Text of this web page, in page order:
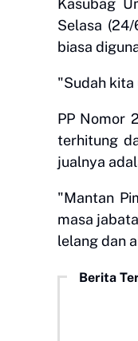
Kasubag
Selasa
biasa
"Sudah kita
PP Nomor
terhitung
jualnya
"Mantan
masa
lelang dan
Berita